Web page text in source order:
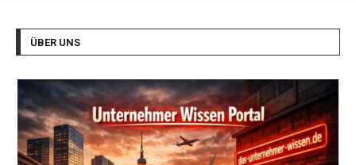
ÜBER UNS